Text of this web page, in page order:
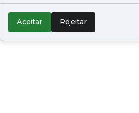
Aceitar Rejeitar